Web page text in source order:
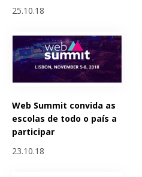
25.10.18
Web Summit convida as
escolas de todo o país a
participar
23.10.18